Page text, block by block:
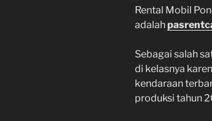
Rental Mobil
adalah
Sebagai salah
di kelasnya
kendaraan
produksi tahun